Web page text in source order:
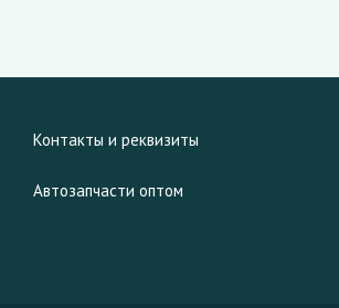
Контакты и реквизиты
Автозапчасти оптом